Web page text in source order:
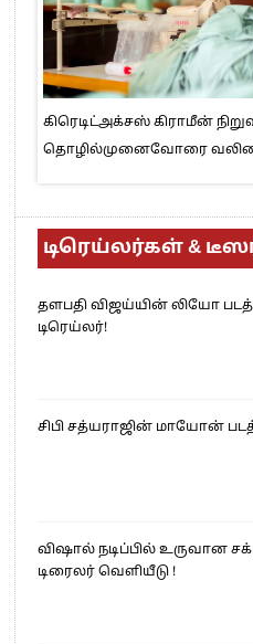
கிரெடிட்அக்சஸ் கிராமீன்
தொழில்முனைவோரை
டிரெய்லர்கள் &
தளபதி விஜய்யின் லியோ
டிரெய்லர்!
சிபி சத்யராஜின் மாயோன்
விஷால் நடிப்பில் உருவான
டிரைலர் வெளியீடு !